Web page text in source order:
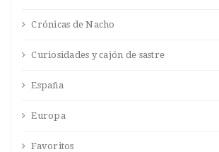
Crónicas de Nacho
Curiosidades y cajón de sastre
España
Europa
Favoritos